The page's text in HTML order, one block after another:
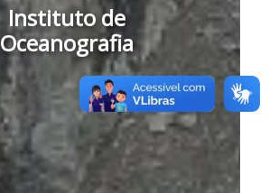
Instituto de
Oceanografia